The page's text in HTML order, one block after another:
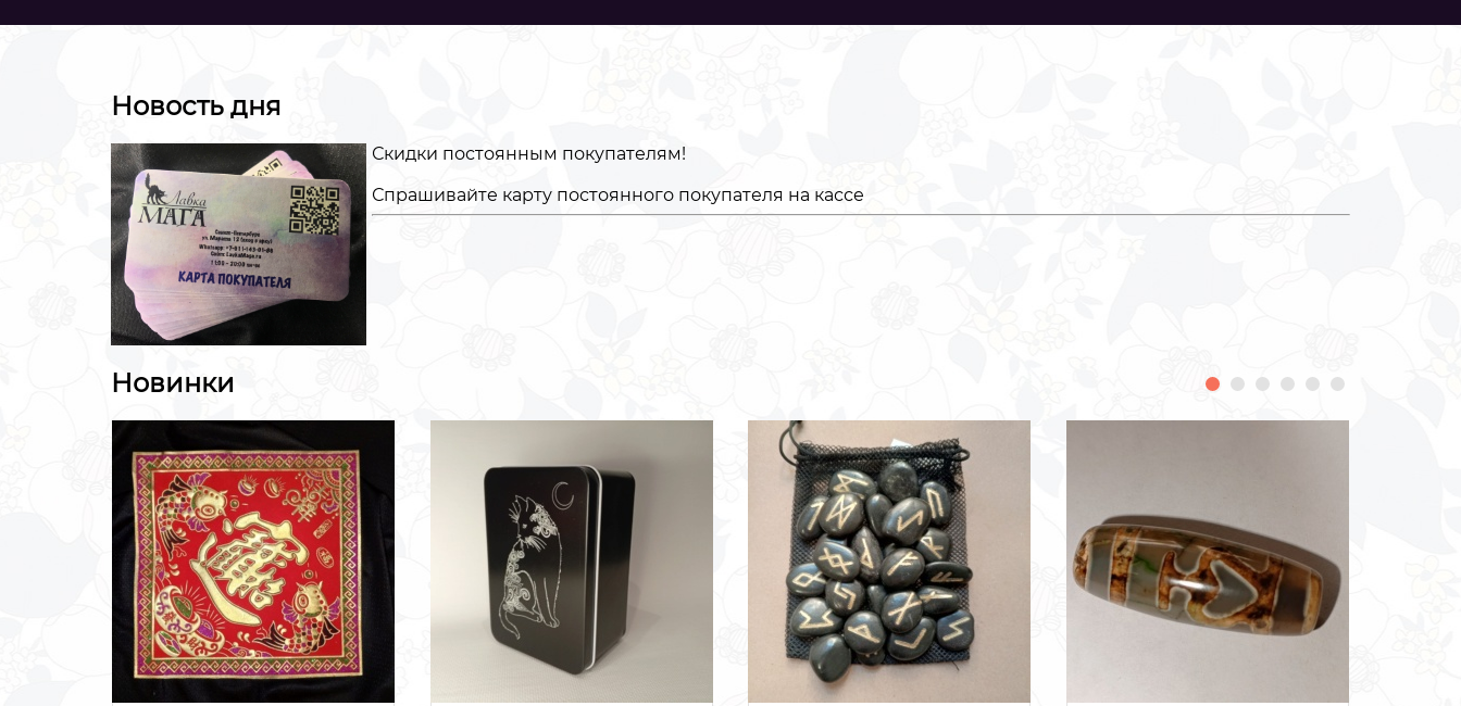
Новость дня
Скидки постоянным покупателям!
Спрашивайте карту постоянного покупателя на кассе
Новинки